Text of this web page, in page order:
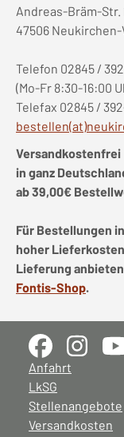
Andreas-Bräm-Str.
47506 Neukirchen-
Telefon 02845 /
(Mo-Fr 8:30-16:00
Telefax 02845 /
Versandkostenfrei
in ganz
ab 39,00€
Für Bestellungen
hoher
Lieferung
Fontis-Shop.
Anfahrt
LkSG
Stellenangebote
Versandkosten